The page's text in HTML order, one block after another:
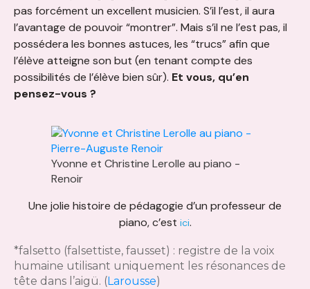
pas forcément un excellent musicien. S’il l’est, il aura
l’avantage de pouvoir “montrer”. Mais s’il ne l’est pas, il
possédera les bonnes astuces, les “trucs” afin que
l’élève atteigne son but (en tenant compte des
possibilités de l’élève bien sûr). Et vous, qu’en
pensez-vous ?
Yvonne et Christine Lerolle au piano -
Renoir
Une jolie histoire de pédagogie d’un professeur de
piano, c’est ici.
*falsetto (falsettiste, fausset) : registre de la voix
humaine utilisant uniquement les résonances de
tête dans l’aigü. ( Larousse)